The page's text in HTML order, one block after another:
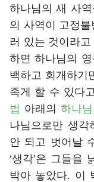
하나님의 새 사
의 사역이 고정
러 있는 것이라
하면 하나님의
백하고 회개하기
족게 할 수 있다
법 아래의 하나님
나님으로만 생
안 되고 벗어날
‘생각’은 그들을
박아 놓았다. 이